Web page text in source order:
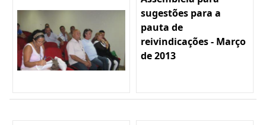
sugestões para a
pauta de
reivindicações - Março
de 2013